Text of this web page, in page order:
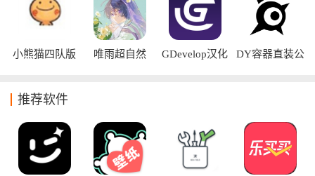
小熊猫四队版
唯雨超自然
GDevelop汉化
DY容器直装公
推荐软件